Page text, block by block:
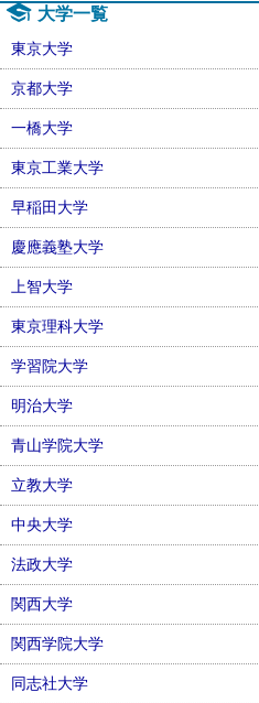
大学一覧
東京大学
京都大学
一橋大学
東京工業大学
早稲田大学
慶應義塾大学
上智大学
東京理科大学
学習院大学
明治大学
青山学院大学
立教大学
中央大学
法政大学
関西大学
関西学院大学
同志社大学